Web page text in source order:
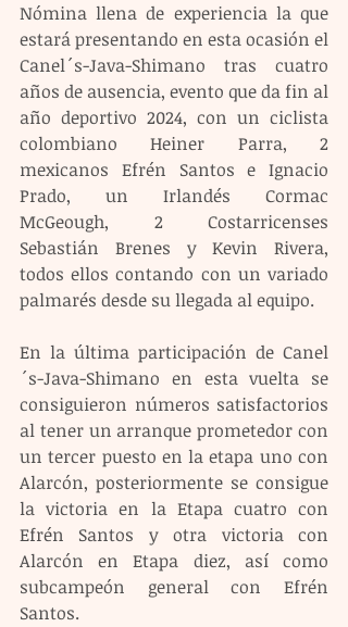
Nómina llena de experiencia la que
estará presentando en esta ocasión el
Canel´s-Java-Shimano tras cuatro
años de ausencia, evento que da fin al
año deportivo 2024, con un ciclista
colombiano Heiner Parra, 2
mexicanos Efrén Santos e Ignacio
Prado, un Irlandés Cormac
McGeough, 2 Costarricenses
Sebastián Brenes y Kevin Rivera,
todos ellos contando con un variado
palmarés desde su llegada al equipo.
En la última participación de Canel
´s-Java-Shimano en esta vuelta se
consiguieron números satisfactorios
al tener un arranque prometedor con
un tercer puesto en la etapa uno con
Alarcón, posteriormente se consigue
la victoria en la Etapa cuatro con
Efrén Santos y otra victoria con
Alarcón en Etapa diez, así como
subcampeón general con Efrén
Santos.